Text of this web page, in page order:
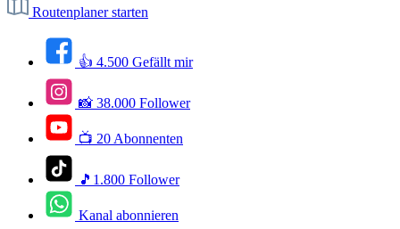
Routenplaner starten
👍 4.500 Gefällt mir
📸 38.000 Follower
📺 20 Abonnenten
🎵1.800 Follower
Kanal abonnieren